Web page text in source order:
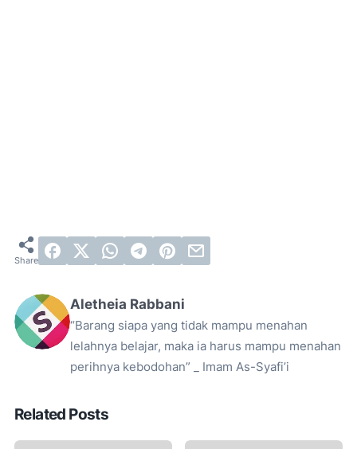
Aletheia Rabbani
“Barang siapa yang tidak mampu menahan
lelahnya belajar, maka ia harus mampu menahan
perihnya kebodohan” _ Imam As-Syafi’i
Related Posts